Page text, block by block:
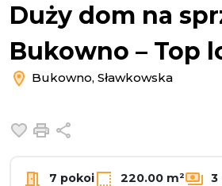
Duży dom na
Bukowno – Top
Bukowno, Sławkowska
Dodaj do ulubionych
Drukuj
7 pokoi 220.00 m² 3